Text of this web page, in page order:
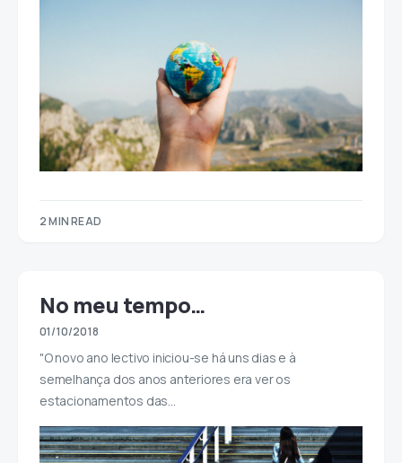
2 MIN READ
No meu tempo…
01/10/2018
"O novo ano lectivo iniciou-se há uns dias e à
semelhança dos anos anteriores era ver os
estacionamentos das…